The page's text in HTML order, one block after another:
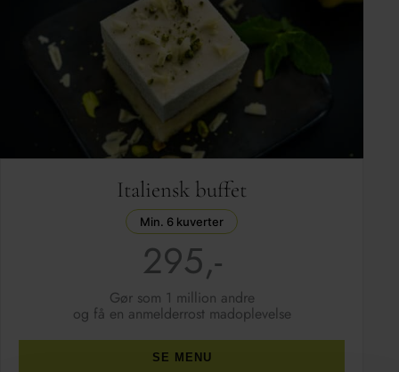
Italiensk buffet
Min. 6 kuverter
295,-
Gør som 1 million andre
og få en anmelderrost madoplevelse
SE MENU